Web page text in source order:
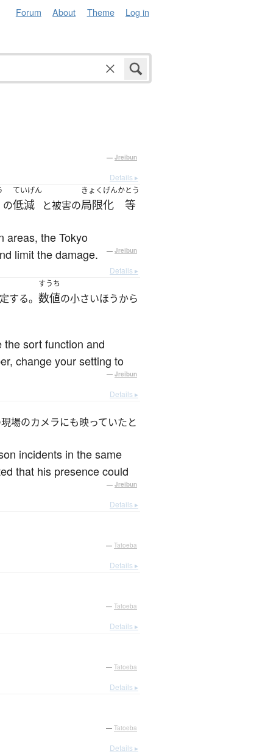
Forum About Theme Log in
— Jreibun
Details ▸
の
ていげん
低減 と被害の
きょくげんか
局限化
とう
等
areas, the Tokyo
limit the damage.
— Jreibun
Details ▸
する。
すうち
数値の小さいほうから
sort function and
change your setting to
— Jreibun
Details ▸
場のカメラにも映っていたと
incidents in the same
that his presence could
— Jreibun
Details ▸
— Tatoeba
Details ▸
— Tatoeba
Details ▸
— Tatoeba
Details ▸
— Tatoeba
Details ▸